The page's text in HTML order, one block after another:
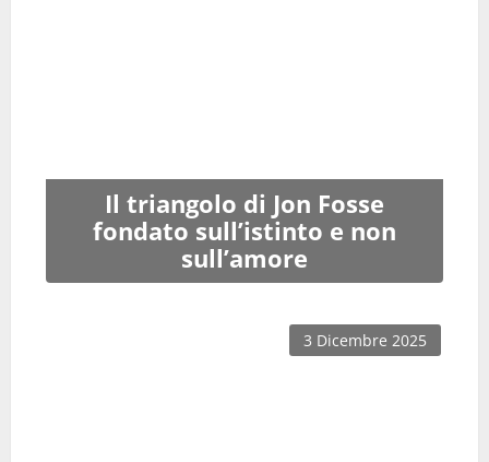
Il triangolo di Jon Fosse
fondato sull’istinto e non
sull’amore
3 Dicembre 2025